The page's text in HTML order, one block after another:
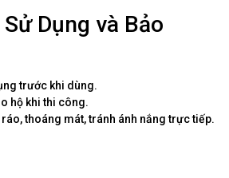
Dụng và Bảo
trước khi dùng.
hộ khi thi công.
thoáng mát, tránh ánh nắng trực tiếp.